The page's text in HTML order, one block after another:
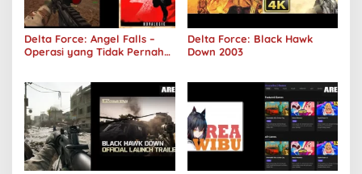
Delta Force: Angel Falls –
Operasi yang Tidak Pernah
Delta Force: Black Hawk
Down 2003